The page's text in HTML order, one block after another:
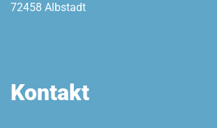
72458 Albstadt
Kontakt